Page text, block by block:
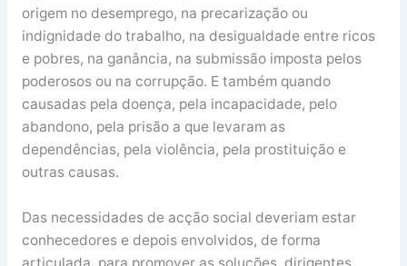
origem no desemprego, na precarização ou
indignidade do trabalho, na desigualdade entre ricos
e pobres, na ganância, na submissão imposta pelos
poderosos ou na corrupção. E também quando
causadas pela doença, pela incapacidade, pelo
abandono, pela prisão a que levaram as
dependências, pela violência, pela prostituição e
outras causas.
Das necessidades de acção social deveriam estar
conhecedores e depois envolvidos, de forma
articulada, para promover as soluções, dirigentes